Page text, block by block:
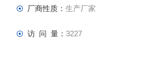
纸箱。厂商性质： 生产厂家
访 问 量： 3227